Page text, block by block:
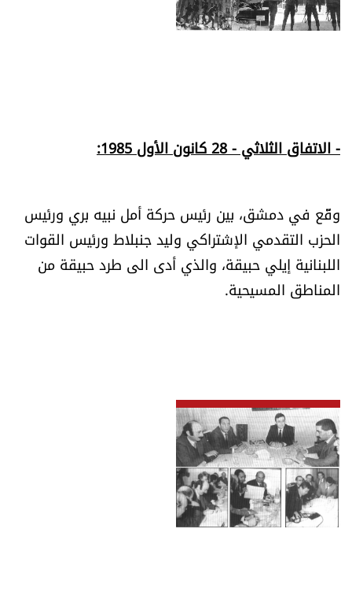
- الاتفاق الثلاثي - 28 كانون الأول 1985:
وقّع في دمشق، بين رئيس حركة أمل نبيه بري ورئيس
الحزب التقدمي الإشتراكي وليد جنبلاط ورئيس القوات
اللبنانية إيلي حبيقة، والذي أدى الى طرد حبيقة من
المناطق المسيحية.